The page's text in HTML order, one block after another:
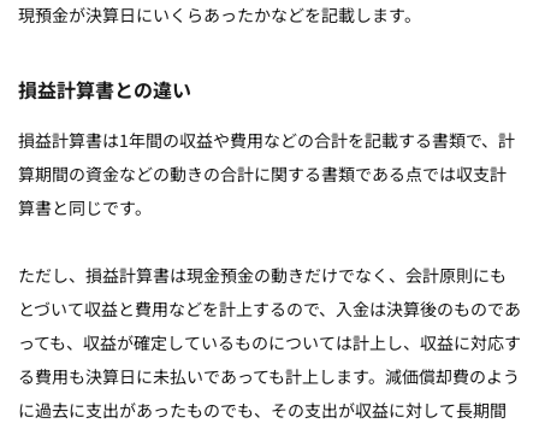
現預金が決算日にいくらあったかなどを記載します。
損益計算書との違い
損益計算書は1年間の収益や費用などの合計を記載する書類で、計
算期間の資金などの動きの合計に関する書類である点では収支計
算書と同じです。
ただし、損益計算書は現金預金の動きだけでなく、会計原則にも
とづいて収益と費用などを計上するので、入金は決算後のものであ
っても、収益が確定しているものについては計上し、収益に対応す
る費用も決算日に未払いであっても計上します。減価償却費のよう
に過去に支出があったものでも、その支出が収益に対して長期間